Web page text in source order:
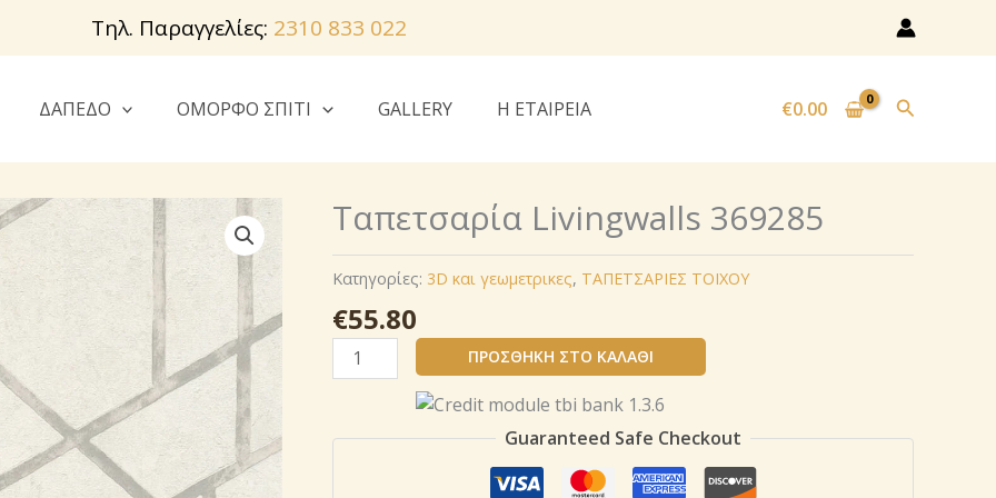
Τηλ. Παραγγελίες: 2310 833 022
ΔΑΠΕΔΟ ΟΜΟΡΦΟ ΣΠΙΤΙ GALLERY Η ΕΤΑΙΡΕΙΑ €0.00
Ταπετσαρία Livingwalls 369285
Κατηγορίες: 3D και γεωμετρικες, ΤΑΠΕΤΣΑΡΙΕΣ ΤΟΙΧΟΥ
€55.80
Ταπετσαρία
Livingwalls
ποσότητα
ΠΡΟΣΘΉΚΗ ΣΤΟ ΚΑΛΆΘΙ
Guaranteed Safe Checkout